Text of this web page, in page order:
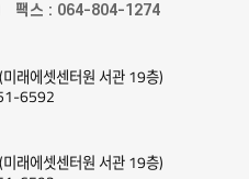
팩스 : 064-804-1274
래에셋센터원 서관 19층)
6592
래에셋센터원 서관 19층)